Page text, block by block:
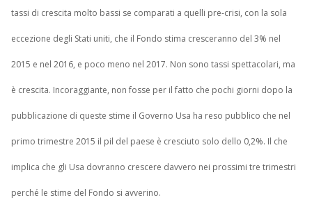
tassi di crescita molto bassi se comparati a quelli pre-crisi, con la sola
eccezione degli Stati uniti, che il Fondo stima cresceranno del 3% nel
2015 e nel 2016, e poco meno nel 2017. Non sono tassi spettacolari, ma
è crescita. Incoraggiante, non fosse per il fatto che pochi giorni dopo la
pubblicazione di queste stime il Governo Usa ha reso pubblico che nel
primo trimestre 2015 il pil del paese è cresciuto solo dello 0,2%. Il che
implica che gli Usa dovranno crescere davvero nei prossimi tre trimestri
perché le stime del Fondo si avverino.